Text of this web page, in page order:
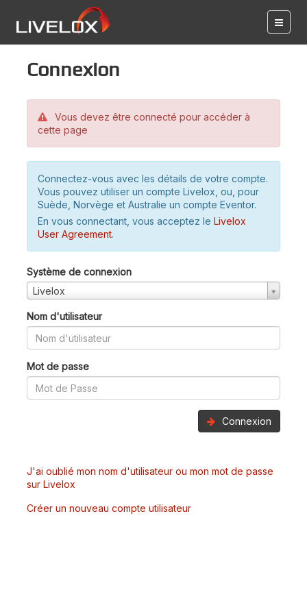
Connexion
Vous devez être connecté pour accéder à
cette page
Connectez-vous avec les détails de votre compte.
Vous pouvez utiliser un compte Livelox, ou, pour
Suède, Norvège et Australie un compte Eventor.
En vous connectant, vous acceptez le Livelox
User Agreement.
Système de connexion
Livelox
Nom d'utilisateur
Mot de passe
Connexion
J'ai oublié mon nom d'utilisateur ou mon mot de passe
sur Livelox
Créer un nouveau compte utilisateur